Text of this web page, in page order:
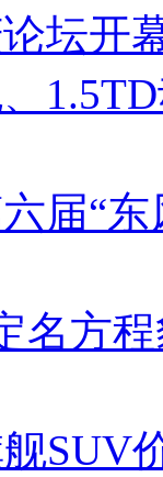
坛开
届“
名方
SUV